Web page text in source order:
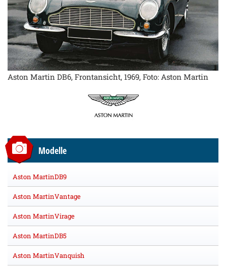
Aston Martin DB6, Frontansicht, 1969, Foto: Aston Martin
Modelle
Aston MartinDB9
Aston MartinVantage
Aston MartinVirage
Aston MartinDB5
Aston MartinVanquish